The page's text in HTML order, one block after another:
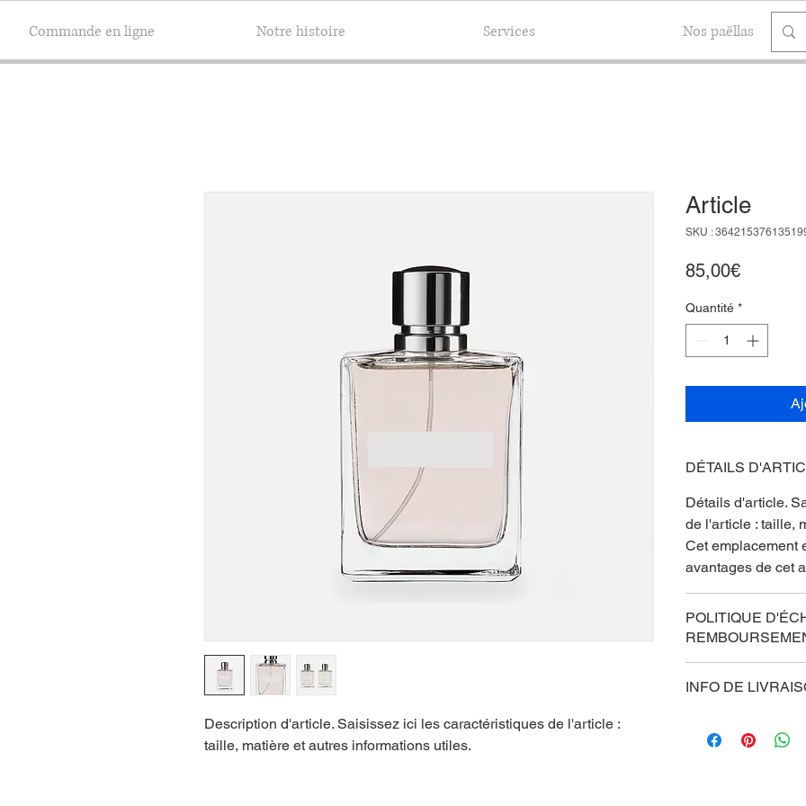
Commande en ligne Notre histoire Services Nos paëllas
Description d'article. Saisissez ici les caractéristiques de l'article :
taille, matière et autres informations utiles.
Article
SKU :
85,00€Prix
Quantité *
DÉTAILS
Détails d'article.
de l'article : taille,
Cet emplacement
avantages de cet
POLITIQUE
Informez vos
votre site.
INFO DE
davantage de